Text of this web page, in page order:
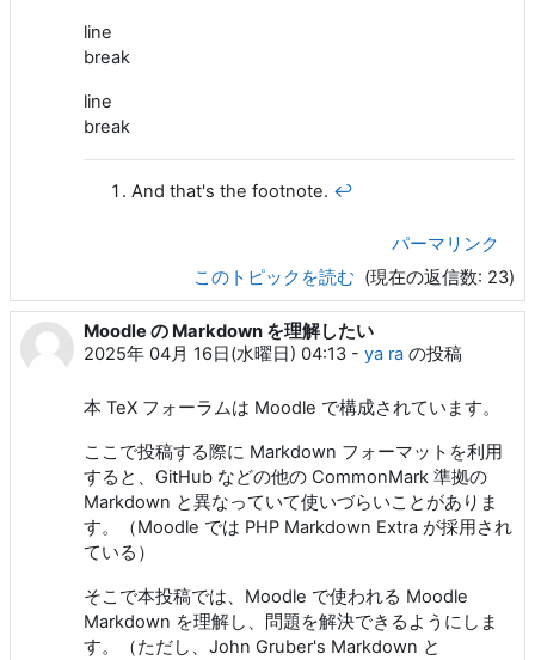
line
break
line
break
And that's the footnote. ↩︎
パーマリンク
このトピックを読む (現在の返信数: 23)
Moodle の Markdown を理解したい
2025年 04月 16日(水曜日) 04:13 - ya ra の投稿
本 TeX フォーラムは Moodle で構成されています。
ここで投稿する際に Markdown フォーマットを利用
すると、GitHub などの他の CommonMark 準拠の
Markdown と異なっていて使いづらいことがありま
す。（Moodle では PHP Markdown Extra が採用され
ている）
そこで本投稿では、Moodle で使われる Moodle
Markdown を理解し、問題を解決できるようにしま
す。（ただし、John Gruber's Markdown と